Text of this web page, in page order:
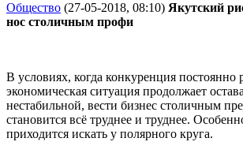
Общество (27-05-2018, 08:10) Якутский
нос столичным профи
В условиях, когда конкуренция постоянно
экономическая ситуация продолжает
нестабильной, вести бизнес столичным
становится всё труднее и труднее.
приходится искать у полярного круга.